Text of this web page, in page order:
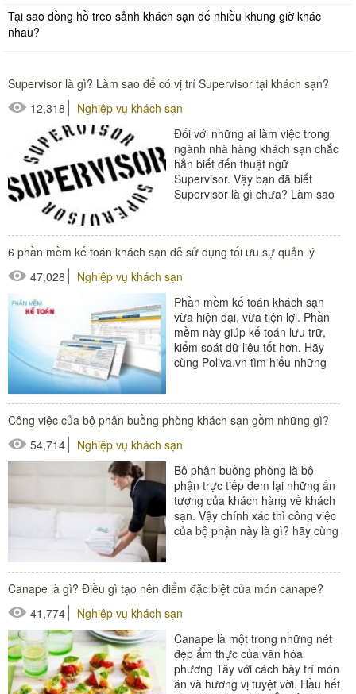
Tại sao đồng hồ treo sảnh khách sạn để nhiều khung giờ khác
nhau?
Supervisor là gì? Làm sao để có vị trí Supervisor tại khách sạn?
12,318
Nghiệp vụ khách sạn
Đối với những ai làm việc trong
ngành nhà hàng khách sạn chắc
hẳn biết đến thuật ngữ
Supervisor. Vậy bạn đã biết
Supervisor là gì chưa? Làm sao
6 phần mềm kế toán khách sạn dễ sử dụng tối ưu sự quản lý
47,028
Nghiệp vụ khách sạn
Phần mềm kế toán khách sạn
vừa hiện đại, vừa tiện lợi. Phần
mềm này giúp kế toán lưu trữ,
kiểm soát dữ liệu tốt hơn. Hãy
cùng Poliva.vn tìm hiểu những
#thiết bị sảnh - ngoại cảnh
Công việc của bộ phận buồng phòng khách sạn gồm những gì?
54,714
Nghiệp vụ khách sạn
Bộ phận buồng phòng là bộ
phận trực tiếp đem lại những ấn
tượng của khách hàng về khách
sạn. Vậy chính xác thì công việc
của bộ phận này là gì? hãy cùng
#thiết bị buồng phòng
#xe giặt là
Canape là gì? Điều gì tạo nên điểm đặc biệt của món canape?
41,774
Nghiệp vụ khách sạn
Canape là một trong những nét
đẹp ẩm thực của văn hóa
phương Tây với cách bày trí món
ăn và hương vị tuyệt vời. Hầu hết